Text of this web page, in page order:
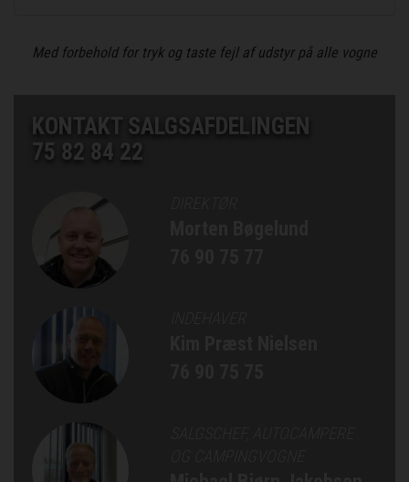
Med forbehold for tryk og taste fejl af udstyr på alle vogne
KONTAKT SALGSAFDELINGEN
75 82 84 22